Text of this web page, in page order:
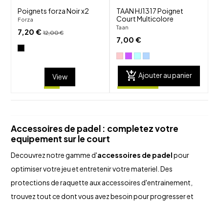
Poignets forza Noir x2
Forza
7,20 €12,00 €
View
TAAN HJ1317 Poignet
Court Multicolore
Taan
7,00 €
add_shopping_cart Ajouter au panier
Accessoires de padel : completez votre
equipement sur le court
Decouvrez notre gamme d'accessoires de padelpour
optimiser votre jeu et entretenir votre materiel. Des
protections de raquette aux accessoires d'entrainement,
trouvez tout ce dont vous avez besoin pour progresser et